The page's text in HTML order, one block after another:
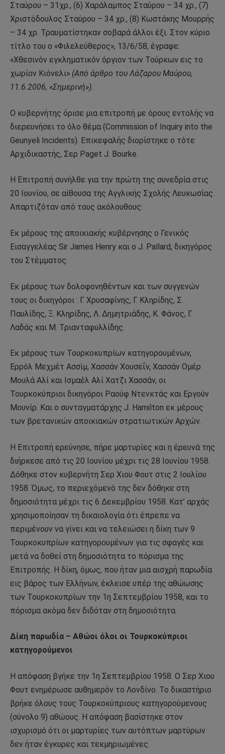
Σταύρου – 31χρ., (6) Χαράλαμπος Σταύρου – 34 χρ., (7)
Χριστόδουλος Σταύρου – 34 χρ., (8) Κωστάκης Μουρρής
– 34 χρ. Τραυματίστηκαν σοβαρά άλλοι έξι. Στον κύριο
τίτλο του ο «Φιλελεύθερος», 13/6/58, έγραφε:
«Χθεσινόν εγκληματικόν όργιον των Τούρκων εις το
χωρίον Κιόνελι» (Από άρθρο του Λάζαρου Μαύρου,
11.6.2006, «Σημερινή»).
Ο κυβερνήτης όρισε μια επιτροπή με όρους εντολής να
διερευνήσει το όλο θέμα (Commission of Inquiry into the
Geunyeli Incidents). Επικεφαλής διορίστηκε ο τότε
Αρχιδικαστής, Σερ Paget J. Bourke.
Η Επιτροπή συνήλθε για την πρώτη της συνεδρία στις
20 Ιουνίου, σε αίθουσα της Αγγλικής Σχολής Λευκωσίας.
Απαρτιζόταν από τους ακόλουθους:
Εκ μέρους της αποικιακής κυβέρνησης ο Γενικός
Εισαγγελέας Sir James Henry και ο J. Pallard, δικηγόρος
του Στέμματος.
Εκ μέρους των δολοφονηθέντων και των συγγενών
τους οι δικηγόροι : Γ. Χρυσαφίνης, Γ. Κληρίδης, Σ.
Παυλίδης, Ξ. Κληρίδης, Λ. Δημητριάδης, K. Φάνος, Γ.
Λαδάς και Μ. Τριανταφυλλίδης.
Εκ μέρους των Τουρκοκυπρίων κατηγορουμένων,
Ερρόλ Μεχμέτ Ασσίμ, Χασσάν Χουσεΐν, Χασσάν Ομέρ
Μουλά Αλί και Ισμαέλ Αλί Χατζι Χασσάν, οι
Τουρκοκύπριοι δικηγόροι Ραούφ Ντενκτάς και Εργούν
Μουνίρ. Και ο συνταγματάρχης J. Hamilton εκ μέρους
των βρετανικών αποικιακών στρατιωτικών Αρχών.
Η Επιτροπή ερεύνησε, πήρε μαρτυρίες και η έρευνά της
διήρκεσε από τις 20 Ιουνίου μέχρι τις 28 Ιουνίου 1958.
Δόθηκε στον κυβερνήτη Σερ Χιου Φουτ στις 2 Ιουλίου
1958. Όμως, το περιεχόμενό της δεν δόθηκε στη
δημοσιότητα μέχρι τις 6 Δεκεμβρίου 1958. Κατ’ αρχάς
χρησιμοποίησαν τη δικαιολογία ότι έπρεπε να
περιμένουν να γίνει και να τελειώσει η δίκη των 9
Τουρκοκυπρίων κατηγορουμένων για τις σφαγές και
μετά να δοθεί στη δημοσιότητα το πόρισμα της
Επιτροπής. Η δίκη, όμως, που ήταν μια αισχρή παρωδία
εις βάρος των Ελλήνων, έκλεισε υπέρ της αθώωσης
των Τουρκοκυπρίων την 1η Σεπτεμβρίου 1958, και το
πόρισμα ακόμα δεν διδόταν στη δημοσιότητα.
Δίκη παρωδία – Αθώοι όλοι οι Τουρκοκύπριοι
κατηγορούμενοι
Η απόφαση βγήκε την 1η Σεπτεμβρίου 1958. Ο Σερ Χιου
Φουτ ενημέρωσε αυθημερόν το Λονδίνο. Το δικαστήριο
βρήκε όλους τους Τουρκοκύπριους κατηγορούμενους
(σύνολο 9) αθώους. Η απόφαση βασίστηκε στον
ισχυρισμό ότι οι μαρτυρίες των αυτόπτων μαρτύρων
δεν ήταν έγκυρες και τεκμηριωμένες.